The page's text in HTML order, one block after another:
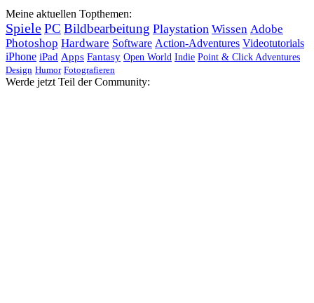
Meine aktuellen Topthemen:
SpielePC Bildbearbeitung Playstation Wissen Adobe
Photoshop Hardware Software Action-Adventures Videotutorials
iPhone iPad Apps Fantasy Open World Indie Point & Click Adventures
Design Humor Fotografieren
Werde jetzt Teil der Community: